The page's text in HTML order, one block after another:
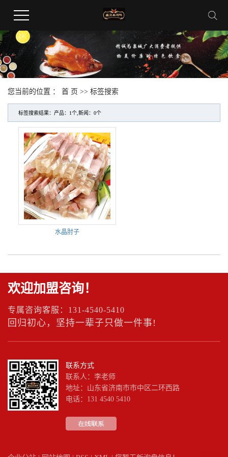
您当前的位置 ： 首 页 >> 标签搜索
标签搜索结果：产品：1个,新闻：0个
水晶肘子
欢迎加盟咨询！
专属咨询客服：131-4540-5410
回归初心，坚持一辈子只做一件事!
联系方式
联系人：李老师
地址：山东省济南市市中区二环西路
电话：131 4540 5410